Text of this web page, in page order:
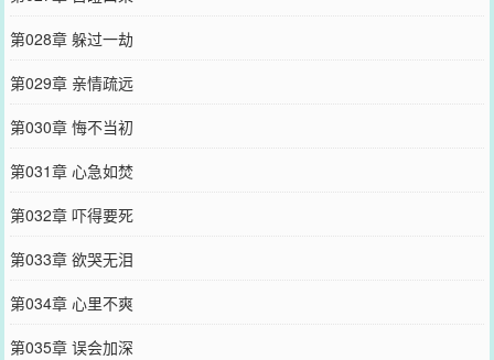
第028章 躲过一劫
第029章 亲情疏远
第030章 悔不当初
第031章 心急如焚
第032章 吓得要死
第033章 欲哭无泪
第034章 心里不爽
第035章 误会加深